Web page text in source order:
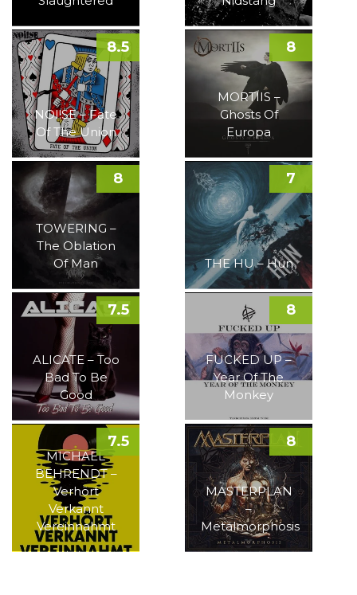
NOI!SE – Fate
Of The Union
8.5
MORTIIS –
Ghosts Of
Europa
8
TOWERING –
The Oblation
Of Man
8
THE HU – Hun
7
ALICATE – Too
Bad To Be
Good
7.5
FUCKED UP –
Year Of The
Monkey
8
MICHAEL
BEHRENDT –
Verhört
Verkannt
Vereinnahmt
7.5
MASTERPLAN
–
Metalmorphosis
8